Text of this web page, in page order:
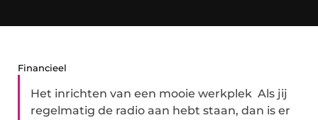
Financieel
Het inrichten van een mooie werkplek Als jij
regelmatig de radio aan hebt staan, dan is er